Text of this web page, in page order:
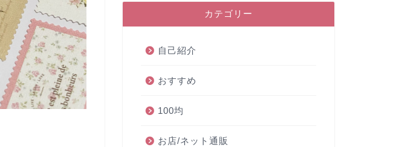
カテゴリー
自己紹介
おすすめ
100均
お店/ネット通販